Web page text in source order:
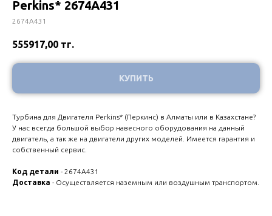
Perkins* 2674A431
2674A431
555917,00 тг.
КУПИТЬ
Турбина для Двигателя Perkins* (Перкинс) в Алматы или в Казахстане?
У нас всегда большой выбор навесного оборудования на данный
двигатель, а так же на двигатели других моделей. Имеется гарантия и
собственный сервис.
Код детали - 2674A431
Доставка - Осуществляется наземным или воздушным транспортом.